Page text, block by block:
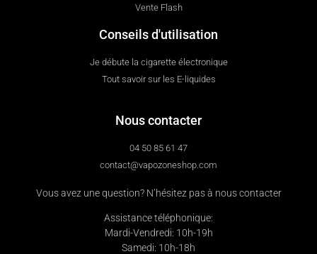
Vente Flash
Conseils d'utilisation
Je débute la cigarette électronique
Tout savoir sur les E-liquides
Nous contacter
04 50 85 61 47
contact@vapozoneshop.com
Vous avez une question? N’hésitez pas à nous contacter
Assistance téléphonique:
Mardi-Vendredi: 10h-19h
Samedi: 10h-18h